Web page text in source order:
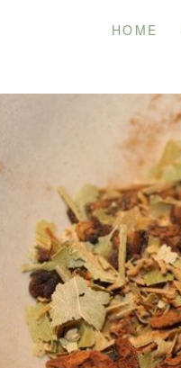
HOME